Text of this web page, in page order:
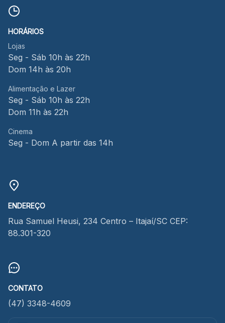
HORÁRIOS
Lojas
Seg - Sáb 10h às 22h
Dom 14h às 20h
Alimentação e Lazer
Seg - Sáb 10h às 22h
Dom 11h às 22h
Cinema
Seg - Dom A partir das 14h
ENDEREÇO
Rua Samuel Heusi, 234 Centro – Itajaí/SC CEP:
88.301-320
CONTATO
(47) 3348-4609